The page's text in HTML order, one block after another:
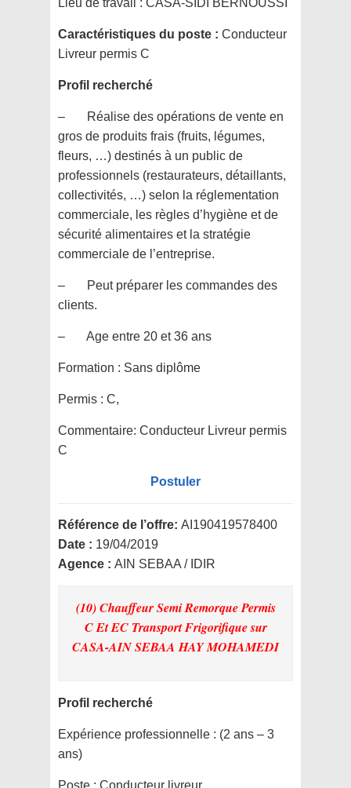
Lieu de travail : CASA-SIDI BERNOUSSI
Caractéristiques du poste : Conducteur
Livreur permis C
Profil recherché
– Réalise des opérations de vente en
gros de produits frais (fruits, légumes,
fleurs, …) destinés à un public de
professionnels (restaurateurs, détaillants,
collectivités, …) selon la réglementation
commerciale, les règles d’hygiène et de
sécurité alimentaires et la stratégie
commerciale de l’entreprise.
– Peut préparer les commandes des
clients.
– Age entre 20 et 36 ans
Formation : Sans diplôme
Permis : C,
Commentaire: Conducteur Livreur permis
C
Postuler
Référence de l’offre: AI190419578400
Date : 19/04/2019
Agence : AIN SEBAA / IDIR
(10) Chauffeur Semi Remorque Permis
C Et EC Transport Frigorifiquesur
CASA-AIN SEBAA HAY MOHAMEDI
Profil recherché
Expérience professionnelle : (2 ans – 3
ans)